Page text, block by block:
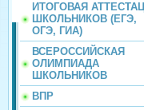
ИТОГОВАЯ
ШКОЛЬНИКОВ (ЕГЭ,
ОГЭ, ГИА)
ВСЕРОССИЙСКАЯ
ОЛИМПИАДА
ШКОЛЬНИКОВ
ВПР